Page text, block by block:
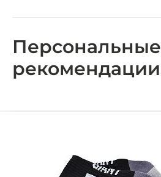
Персональные
рекомендации